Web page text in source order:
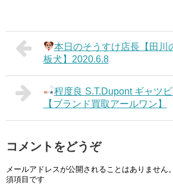
本日のそうすけ店長【田川
板犬】2020.6.8
程度良 S.T.Dupont ギャツ
【ブランド買取アールワン】
コメントをどうぞ
メールアドレスが公開されることはありません。
須項目です